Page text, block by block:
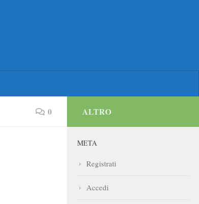
0 ALTRO
META
Registrati
Accedi